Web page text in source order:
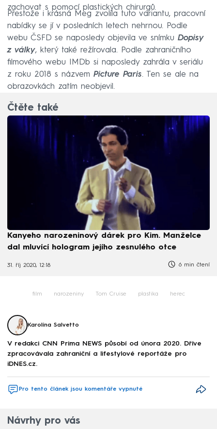
zachovat s pomocí plastických chirurgů.
Přestože i krásná Meg zvolila tuto variantu, pracovní
nabídky se jí v posledních letech nehrnou. Podle
webu ČSFD se naposledy objevila ve snímku Dopisy
z války, který také režírovala. Podle zahraničního
filmového webu IMDb si naposledy zahrála v seriálu
z roku 2018 s názvem Picture Paris. Ten se ale na
obrazovkách zatím neobjevil.
Čtěte také
Kanyeho narozeninový dárek pro Kim. Manželce
dal mluvící hologram jejího zesnulého otce
31. říj 2020, 12:18 6 min čtení
film narozeniny Tom Cruise plastika herec
Karolína Salvetto
V redakci CNN Prima NEWS působí od února 2020. Dříve
zpracovávala zahraniční a lifestylové reportáže pro
iDNES.cz.
Pro tento článek jsou komentáře vypnuté
Návrhy pro vás